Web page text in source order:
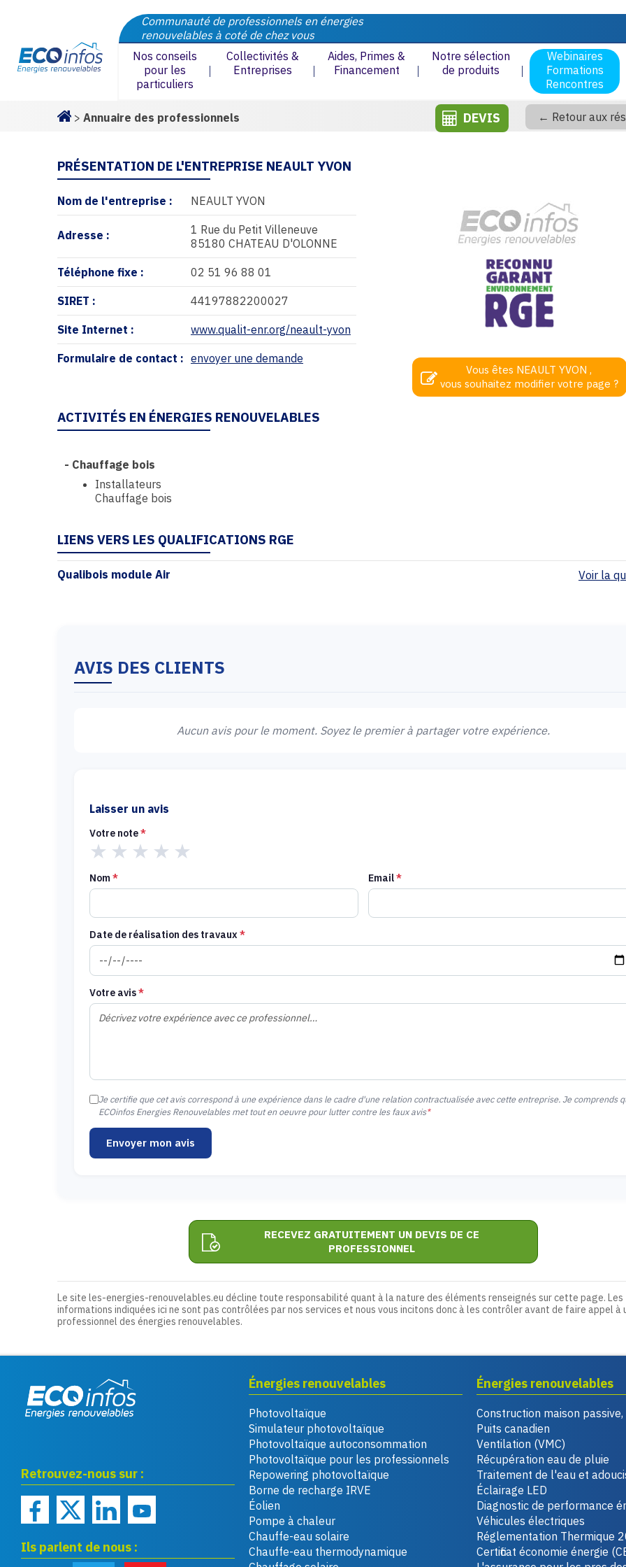
Communauté de professionnels en énergies
renouvelables à coté de chez vous
Nos conseils
pour les
particuliers
Collectivités &
Entreprises
Aides, Primes &
Financement
Notre sélection
de produits
Webinaires
Formations
Rencontres
> Annuaire des professionnels DEVIS ← Retour aux
PRÉSENTATION DE L'ENTREPRISE NEAULT YVON
Nom de l'entreprise : NEAULT YVON
Adresse :
1 Rue du Petit Villeneuve
85180 CHATEAU D'OLONNE
Téléphone fixe : 02 51 96 88 01
SIRET : 44197882200027
Site Internet : www.qualit-enr.org/neault-yvon
Formulaire de contact : envoyer une demande
Vous êtes NEAULT YVON ,
vous souhaitez modifier votre page ?
ACTIVITÉS EN ÉNERGIES RENOUVELABLES
- Chauffage bois
Installateurs
Chauffage bois
LIENS VERS LES QUALIFICATIONS RGE
Qualibois module Air Voir la
AVIS DES CLIENTS
Aucun avis pour le moment. Soyez le premier à partager votre expérience.
Laisser un avis
Votre note*
★ ★ ★ ★ ★
Nom* Email*
Date de réalisation des travaux *
Votre avis*
Je certifie que cet avis correspond à une expérience dans le cadre d'une relation contractualisée avec cette entreprise. Je comprends
ECOinfos Energies Renouvelables met tout en oeuvre pour lutter contre les faux avis*
Envoyer mon avis
RECEVEZ GRATUITEMENT UN DEVIS DE CE
PROFESSIONNEL
Le site les-energies-renouvelables.eu décline toute responsabilité quant à la nature des éléments renseignés sur cette page. Les
informations indiquées ici ne sont pas contrôlées par nos services et nous vous incitons donc à les contrôler avant de faire appel à
professionnel des énergies renouvelables.
Retrouvez-nous sur :
Ils parlent de nous :
Énergies renouvelables
Photovoltaïque
Simulateur photovoltaïque
Photovoltaïque autoconsommation
Photovoltaïque pour les professionnels
Repowering photovoltaïque
Borne de recharge IRVE
Éolien
Pompe à chaleur
Chauffe-eau solaire
Chauffe-eau thermodynamique
Énergies renouvelables
Construction maison passive,
Puits canadien
Ventilation (VMC)
Récupération eau de pluie
Traitement de l'eau et
Éclairage LED
Diagnostic de performance
Véhicules électriques
Réglementation Thermique
Certificat économie énergie